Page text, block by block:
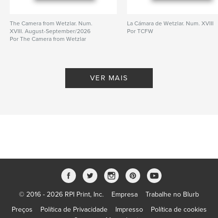
The Camera from Wetzlar. Num.
XVIII. August-September/2026
Por The Camera from Wetzlar
La Cámara de Wetzlar. Num. XVIII
Por TCFW
VER MAIS
© 2016 - 2026 RPI Print, Inc. Empresa
Trabalhe no Blurb
Preços
Política de Privacidade Impresso
Política de cookies